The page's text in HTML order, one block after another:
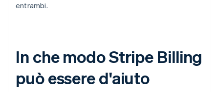
entrambi.
In che modo Stripe Billing
può essere d'aiuto